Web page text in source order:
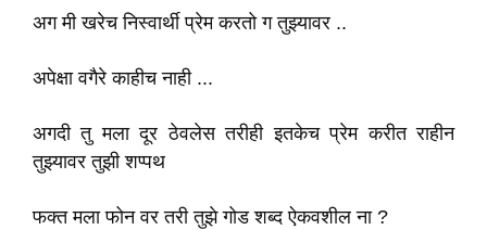
अग मी खरेच निस्वार्थी प्रेम करतो ग तुझ्यावर ..
अपेक्षा वगैरे काहीच नाही ...
अगदी तु मला दूर ठेवलेस तरीही इतकेच प्रेम करीत राहीन
तुझ्यावर तुझी शप्पथ
फक्त मला फोन वर तरी तुझे गोड शब्द ऐकवशील ना ?